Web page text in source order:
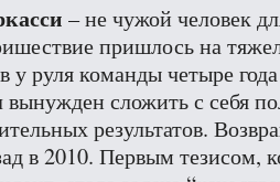
– не чужой человек
пришлось на
у руля команды четыре
сложить с себя
результатов.
в 2010. Первым тезисом,